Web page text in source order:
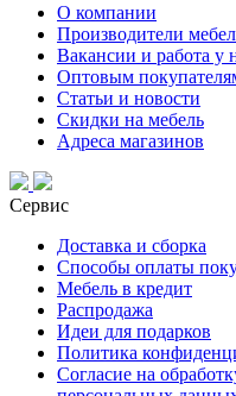
О компании
Производители
Вакансии и работа у
Оптовым
Статьи и новости
Скидки на мебель
Адреса магазинов
Сервис
Доставка и сборка
Способы оплаты
Мебель в кредит
Распродажа
Идеи для подарков
Политика
Согласие на